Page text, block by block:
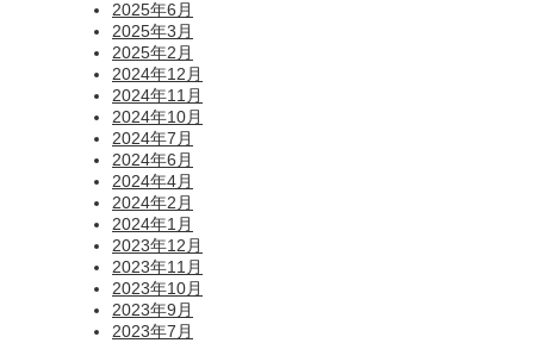
2025年6月
2025年3月
2025年2月
2024年12月
2024年11月
2024年10月
2024年7月
2024年6月
2024年4月
2024年2月
2024年1月
2023年12月
2023年11月
2023年10月
2023年9月
2023年7月